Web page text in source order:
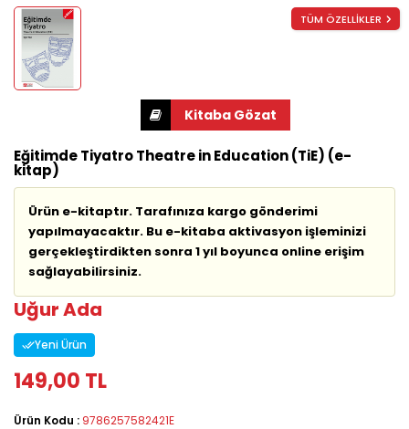
TÜM ÖZELLİKLER
Eğitimde Tiyatro Theatre in Education (TiE) (e-
kitap)
Ürün e-kitaptır. Tarafınıza kargo gönderimi
yapılmayacaktır. Bu e-kitaba aktivasyon işleminizi
gerçekleştirdikten sonra 1 yıl boyunca online erişim
sağlayabilirsiniz.
Uğur Ada
Yeni Ürün
149,00 TL
Ürün Kodu : 9786257582421E